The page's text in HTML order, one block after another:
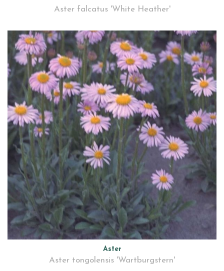
Aster falcatus 'White Heather'
Aster
Aster tongolensis 'Wartburgstern'